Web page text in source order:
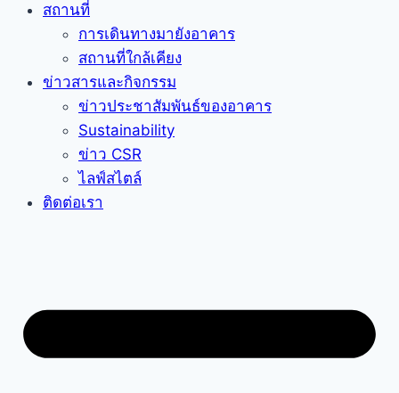
สถานที่
การเดินทางมายังอาคาร
สถานที่ใกล้เคียง
ข่าวสารและกิจกรรม
ข่าวประชาสัมพันธ์ของอาคาร
Sustainability
ข่าว CSR
ไลฟ์สไตล์
ติดต่อเรา